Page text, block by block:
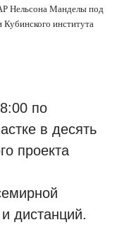
Нельсона Манделы под
Кубинского института
по
в десять
проекта
дистанций.